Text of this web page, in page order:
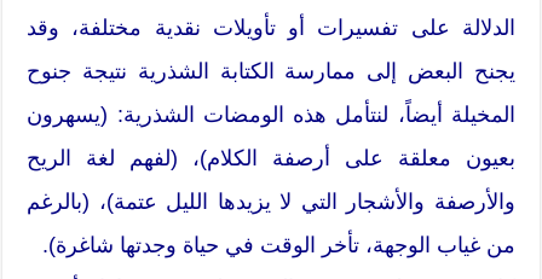
الدلالة على تفسيرات أو تأويلات نقدية مختلفة، وقد
يجنح البعض إلى ممارسة الكتابة الشذرية نتيجة جنوح
المخيلة أيضاً، لنتأمل هذه الومضات الشذرية: (يسهرون
بعيون معلقة على أرصفة الكلام)، (لفهم لغة الريح
والأرصفة والأشجار التي لا يزيدها الليل عتمة)، (بالرغم
من غياب الوجهة، تأخر الوقت في حياة وجدتها شاغرة).